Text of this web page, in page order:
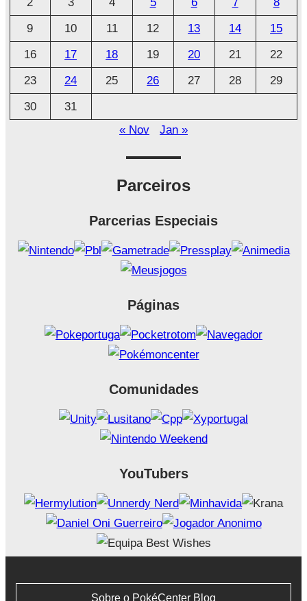
v
o
9
10 11 12 13 14
15
16
17 18 19 20 21
22
23
24 25 26 27 28
29
30
31
« Nov
Jan »
Parceiros
Parcerias Especiais
Páginas
Comunidades
YouTubers
Sobre o PokéCenter Blog